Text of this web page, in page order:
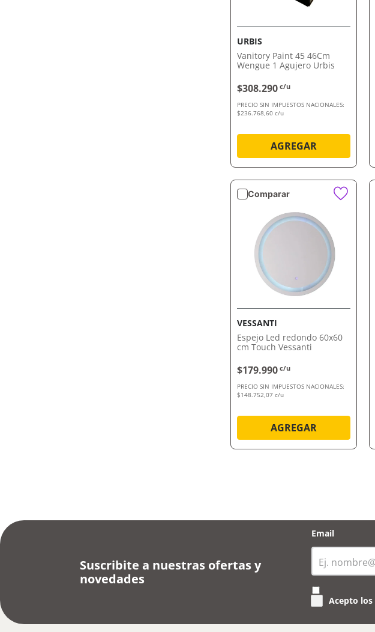
VISTA RÁPIDA
URBIS
Vanitory Paint 45 46Cm
Wengue 1 Agujero Urbis
$308.290 c/u
PRECIO SIN IMPUESTOS NACIONALES:
$236.768,60 c/u
AGREGAR
Comparar
VISTA RÁPIDA
VESSANTI
Espejo Led redondo 60x60
cm Touch Vessanti
$179.990 c/u
PRECIO SIN IMPUESTOS NACIONALES:
$148.752,07 c/u
AGREGAR
Suscribite a nuestras ofertas y
novedades
Email
Acepto los